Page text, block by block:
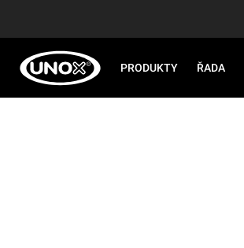
PRODUKTY ŘADA